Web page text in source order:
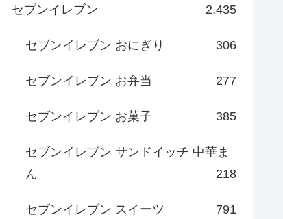
セブンイレブン 2,435
セブンイレブン おにぎり 306
セブンイレブン お弁当 277
セブンイレブン お菓子 385
セブンイレブン サンドイッチ 中華ま
ん
218
セブンイレブン スイーツ 791